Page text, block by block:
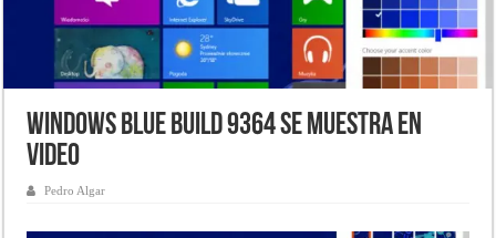
Windows Blue Build 9364 se muestra en
video
Pedro Algar